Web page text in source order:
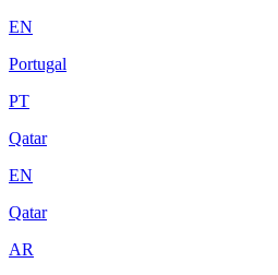
EN
Portugal
PT
Qatar
EN
Qatar
AR